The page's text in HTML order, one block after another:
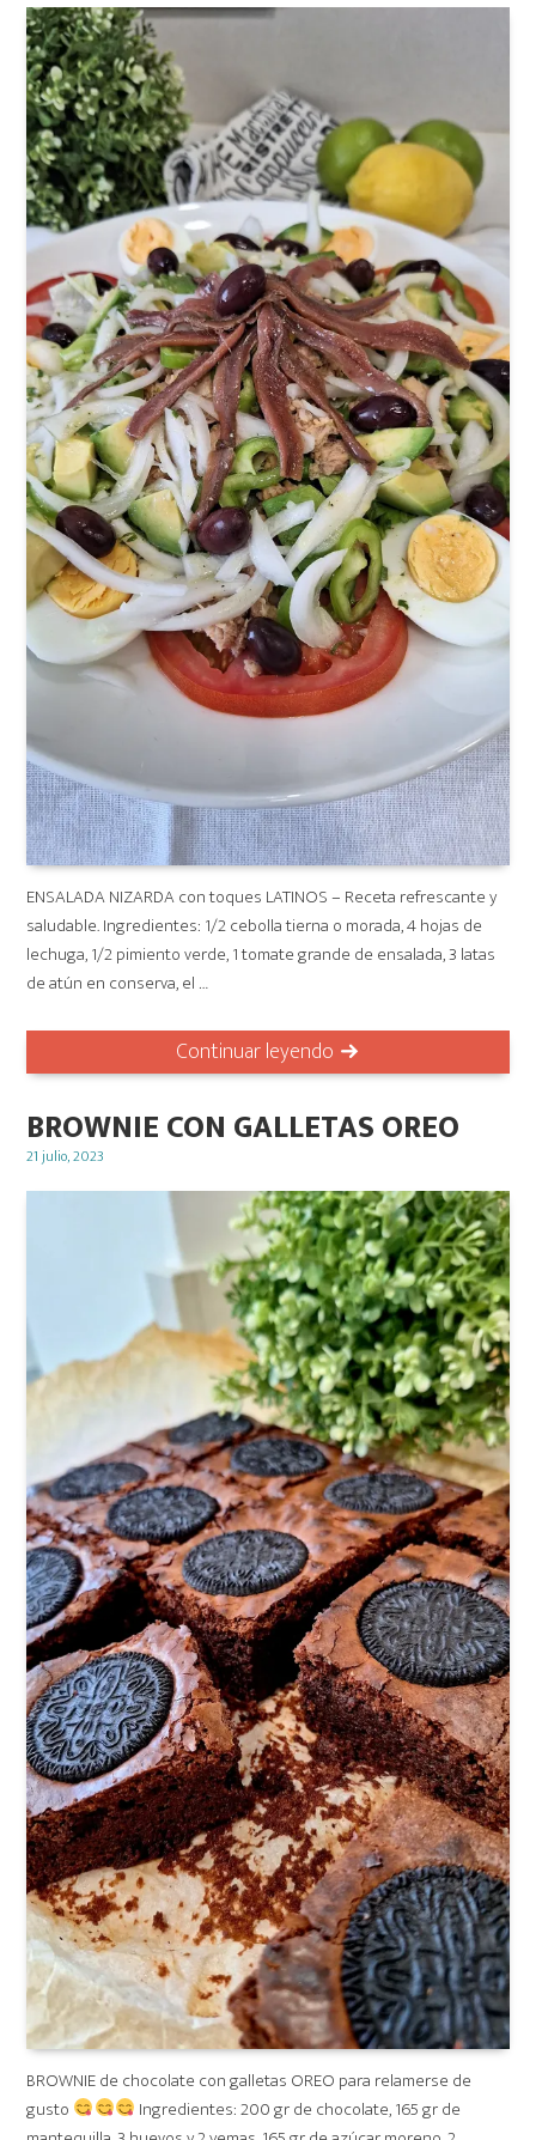
ENSALADA NIZARDA con toques LATINOS – Receta refrescante y
saludable. Ingredientes: 1/2 cebolla tierna o morada, 4 hojas de
lechuga, 1/2 pimiento verde, 1 tomate grande de ensalada, 3 latas
de atún en conserva, el …
Continuar leyendo
BROWNIE CON GALLETAS OREO
Posted
21 julio, 2023
BROWNIE de chocolate con galletas OREO para relamerse de
gusto
Ingredientes: 200 gr de chocolate, 165 gr de